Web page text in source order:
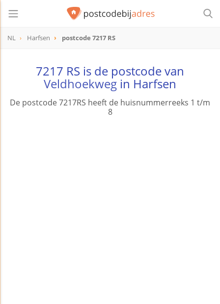
NL Harfsen postcode 7217 RS
7217 RS is de postcode van
Veldhoekweg in Harfsen
De postcode 7217RS heeft de huisnummerreeks 1 t/m
8